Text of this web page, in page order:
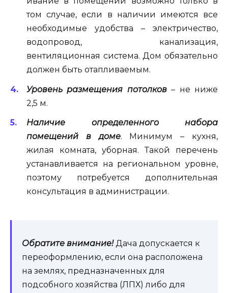
том случае, если в наличии имеются все
необходимые удобства – электричество,
водопровод, канализация,
вентиляционная система. Дом обязательно
должен быть отапливаемым.
Уровень размещения потолков– не ниже
2,5 м.
Наличие определенного набора
помещений в доме. Минимум – кухня,
жилая комната, уборная. Такой перечень
устанавливается на региональном уровне,
поэтому потребуется дополнительная
консультация в администрации.
Обратите внимание!Дача допускается к
переоформлению, если она расположена
на землях, предназначенных для
подсобного хозяйства (ЛПХ) либо для